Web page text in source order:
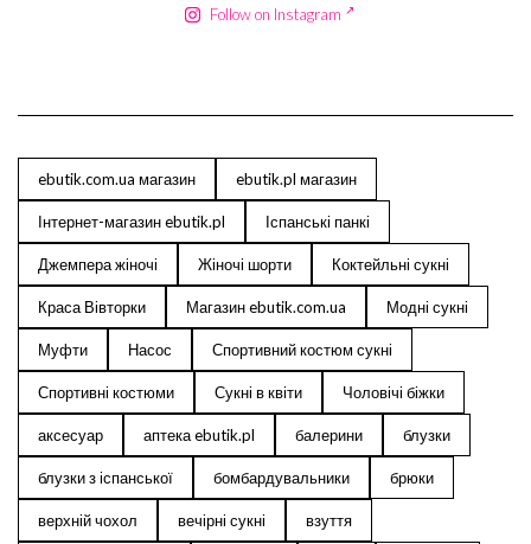
Follow on Instagram
ebutik.com.ua магазин ebutik.pl магазин
Інтернет-магазин ebutik.pl Іспанські панкі
Джемпера жіночі Жіночі шорти Коктейльні сукні
Краса Вівторки Магазин ebutik.com.ua Модні сукні
Муфти Насос Спортивний костюм сукні
Спортивні костюми Сукні в квіти Чоловічі біжки
аксесуар аптека ebutik.pl балерини блузки
блузки з іспанської бомбардувальники брюки
верхній чохол вечірні сукні взуття